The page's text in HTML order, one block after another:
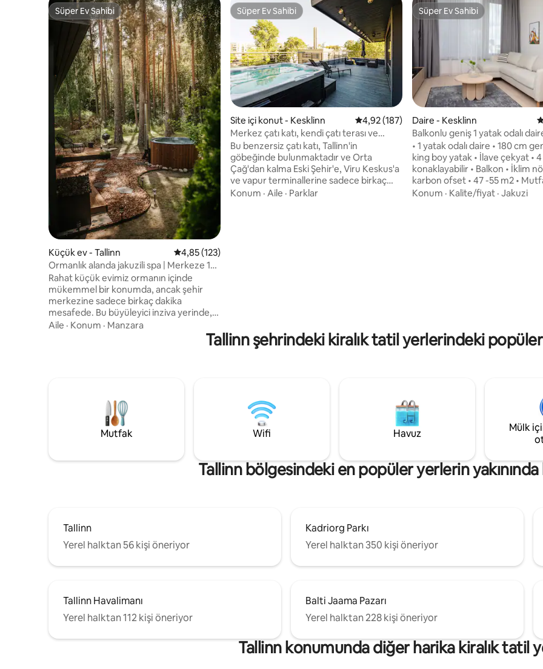
Süper Ev Sahibi
Süper Ev Sahibi
Küçük ev - Tallinn 5 üzerinden ortalama 4,85 puan, 123 değerlendirme
4,85 (123)
Ormanlık alanda jakuzili spa | Merkeze 10
dakika
Rahat küçük evimiz ormanın içinde
mükemmel bir konumda, ancak şehir
merkezine sadece birkaç dakika
mesafede. Bu büyüleyici inziva yerinde,
ağaçların oluşturduğu bir gölgelik altında,
dinlerken rahatlayabileceğiniz bir jakuzi
ve konforun bir karışımını arayan çiftler
veya yalnız maceraperestler için ideal
olan küçük evimiz, canlandırıcı bir
konaklama vaat ediyor.
Aile · Konum · Manzara
Süper Ev Sahibi
Süper Ev Sahibi
Site içi konut - Kesklinn 5 üzerinden ortalama 4,92 puan, 187
4,92 (187)
Merkez çatı katı, kendi çatı terası ve
jakuzi.
Bu benzersiz çatı katı, Tallinn'in
göbeğinde bulunmaktadır ve Orta
Çağ'dan kalma Eski Şehir'e, Viru Keskus'a
ve vapur terminallerine sadece birkaç
dakika yürüme mesafesindedir. Modern
Konum · Aile · Parklar
Süper Ev Sahibi
Süper Ev Sahibi
Daire - Kesklinn
Balkonlu geniş 1 yatak odalı
• 1 yatak odalı daire • 180 cm
king boy yatak • İlave çekyat •
konaklayabilir • Balkon • İklim
karbon ofset • 47 -55 m2 •
Soğutmalı havalandırma. • Ortak
Konum · Kalite/fiyat · Jakuzi
Tallinn şehrindeki kiralık tatil yerlerindeki
Mutfak Wifi Havuz
Mülk
Tallinn bölgesindeki en popüler yerlerin yakınında
Tallinn
Yerel halktan 56 kişi öneriyor
Kadriorg Parkı
Yerel halktan 350 kişi öneriyor
Tallinn Havalimanı
Yerel halktan 112 kişi öneriyor
Balti Jaama Pazarı
Yerel halktan 228 kişi öneriyor
Tallinn konumunda diğer harika kiralık tatil